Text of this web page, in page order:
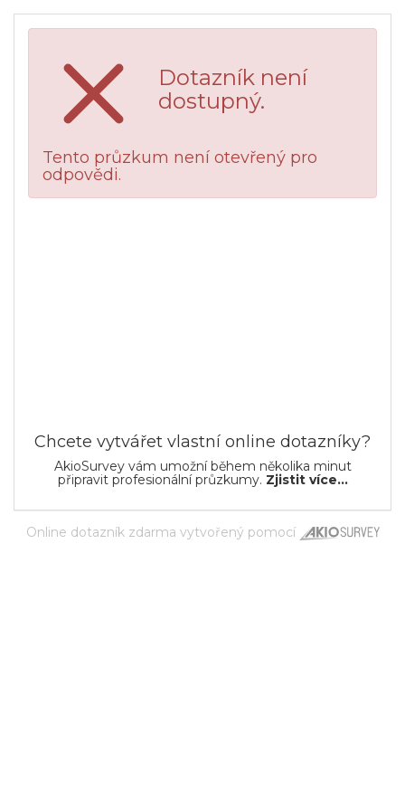
Dotazník není
dostupný.
Tento průzkum není otevřený pro
odpovědi.
Chcete vytvářet vlastní online dotazníky?
AkioSurvey vám umožní během několika minut
připravit profesionální průzkumy. Zjistit více...
Online dotazník zdarma vytvořený pomocí